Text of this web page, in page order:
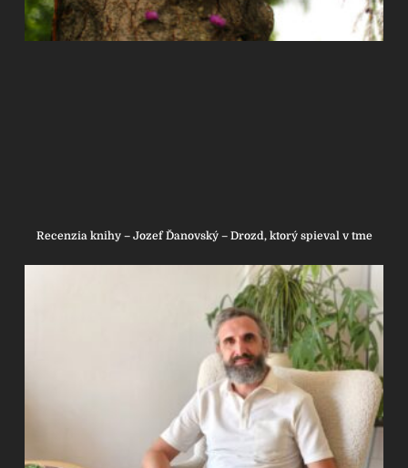
Recenzia knihy – Jozef Ďanovský – Drozd, ktorý spieval v tme